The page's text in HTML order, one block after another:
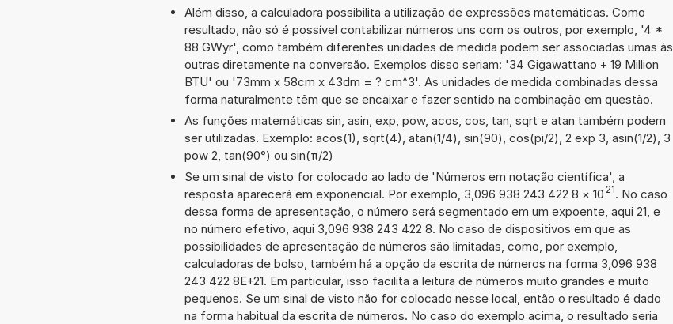
Além disso, a calculadora possibilita a utilização de expressões matemáticas. Como
resultado, não só é possível contabilizar números uns com os outros, por exemplo, '4 *
88 GWyr', como também diferentes unidades de medida podem ser associadas umas às
outras diretamente na conversão. Exemplos disso seriam: '34 Gigawattano + 19 Million
BTU' ou '73mm x 58cm x 43dm = ? cm^3'. As unidades de medida combinadas dessa
forma naturalmente têm que se encaixar e fazer sentido na combinação em questão.
As funções matemáticas sin, asin, exp, pow, acos, cos, tan, sqrt e atan também podem
ser utilizadas. Exemplo: acos(1), sqrt(4), atan(1/4), sin(90), cos(pi/2), 2 exp 3, asin(1/2), 3
pow 2, tan(90°) ou sin(π/2)
Se um sinal de visto for colocado ao lado de 'Números em notação científica', a
resposta aparecerá em exponencial. Por exemplo, 3,096 938 243 422 8 × 10 21. No caso
dessa forma de apresentação, o número será segmentado em um expoente, aqui 21, e
no número efetivo, aqui 3,096 938 243 422 8. No caso de dispositivos em que as
possibilidades de apresentação de números são limitadas, como, por exemplo,
calculadoras de bolso, também há a opção da escrita de números na forma 3,096 938
243 422 8E+21. Em particular, isso facilita a leitura de números muito grandes e muito
pequenos. Se um sinal de visto não for colocado nesse local, então o resultado é dado
na forma habitual da escrita de números. No caso do exemplo acima, o resultado seria